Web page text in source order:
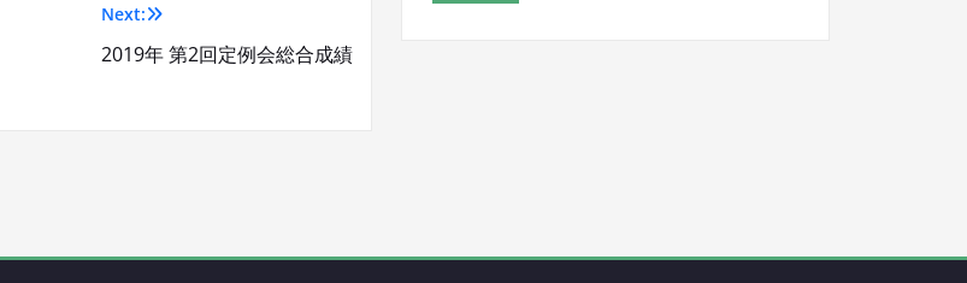
Next:
2019年 第2回定例会総合成績